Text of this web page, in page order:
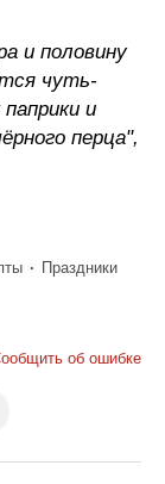
и половину
чуть-
и
перца",
Праздники
об ошибке